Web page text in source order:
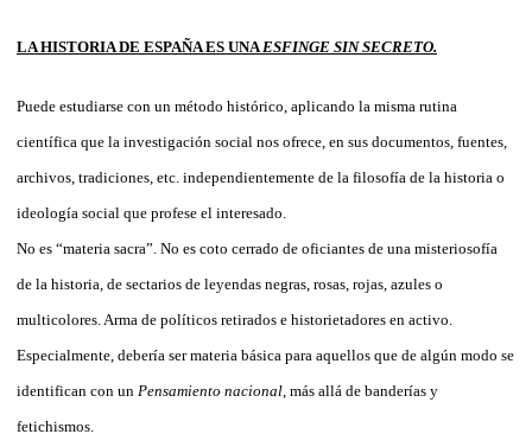
LA HISTORIA DE ESPAÑA ES UNA ESFINGE SIN SECRETO.
Puede estudiarse con un método histórico, aplicando la misma rutina
científica que la investigación social nos ofrece, en sus documentos, fuentes,
archivos, tradiciones, etc. independientemente de la filosofía de la historia o
ideología social que profese el interesado.
No es “materia sacra”. No es coto cerrado de oficiantes de una misteriosofía
de la historia, de sectarios de leyendas negras, rosas, rojas, azules o
multicolores. Arma de políticos retirados e historietadores en activo.
Especialmente, debería ser materia básica para aquellos que de algún modo se
identifican con un Pensamiento nacional , más allá de banderías y
fetichismos.